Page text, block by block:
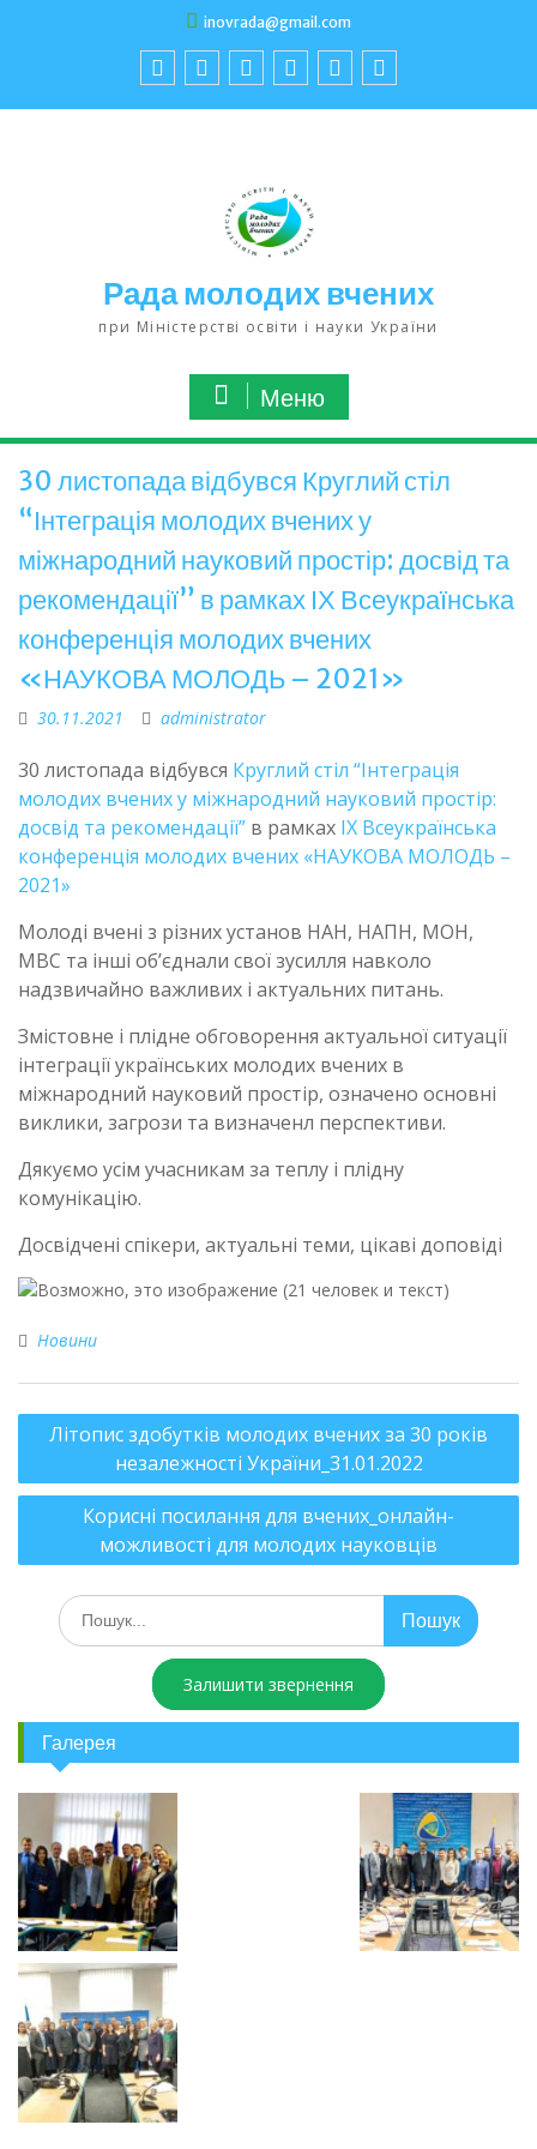
inovrada@gmail.com
Рада молодих вчених
при Міністерстві освіти і науки України
Меню
30 листопада відбувся Круглий стіл
“Інтеграція молодих вчених у
міжнародний науковий простір: досвід та
рекомендації” в рамках ІХ Всеукраїнська
конференція молодих вчених
«НАУКОВА МОЛОДЬ – 2021»
30.11.2021 administrator
30 листопада відбувся Круглий стіл “Інтеграція
молодих вчених у міжнародний науковий простір:
досвід та рекомендації” в рамках ІХ Всеукраїнська
конференція молодих вчених «НАУКОВА МОЛОДЬ –
2021»
Молоді вчені з різних установ НАН, НАПН, МОН,
МВС та інші об’єднали свої зусилля навколо
надзвичайно важливих і актуальних питань.
Змістовне і плідне обговорення актуальної ситуації
інтеграції українських молодих вчених в
міжнародний науковий простір, означено основні
виклики, загрози та визначенл перспективи.
Дякуємо усім учасникам за теплу і плідну
комунікацію.
Досвідчені спікери, актуальні теми, цікаві доповіді
Новини
Літопис здобутків молодих вчених за 30 років
незалежності України_31.01.2022
Корисні посилання для вчених_онлайн-
можливості для молодих науковців
Залишити звернення
Галерея